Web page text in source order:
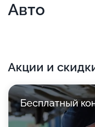
Авто
Акции и
Бесплатный